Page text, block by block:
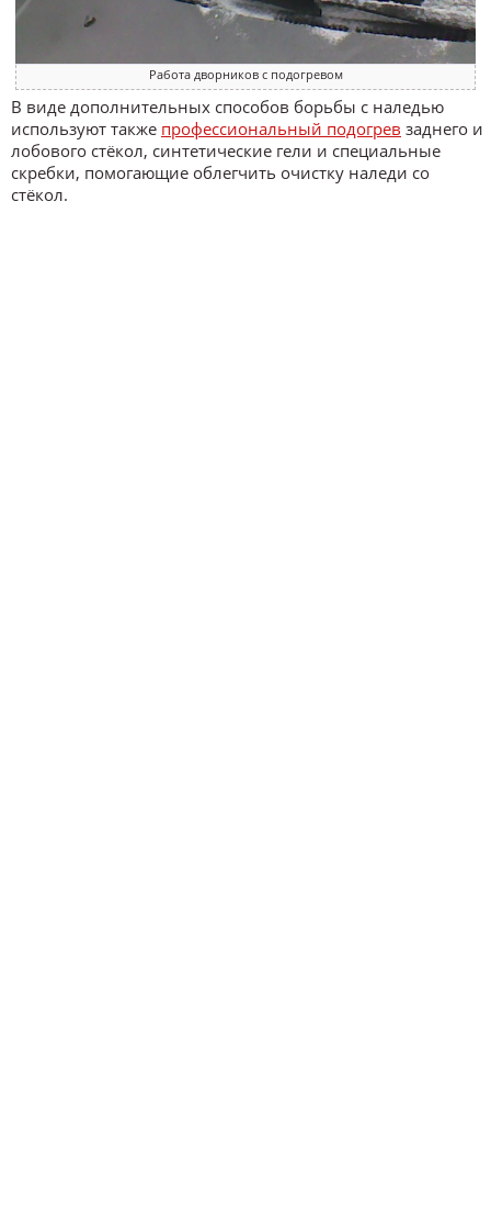
Работа дворников с подогревом
В виде дополнительных способов борьбы с наледью
используют также профессиональный подогрев заднего и
лобового стёкол, синтетические гели и специальные
скребки, помогающие облегчить очистку наледи со
стёкол.